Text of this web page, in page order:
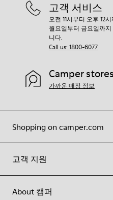
Shopping on camper.com
고객 지원
About 캠퍼
고객 서비스
오전 11시부터 오후 12
월요일부터 금요일까
니다.
Call us: 1800-6077
Camper stores
가까운 매장 정보